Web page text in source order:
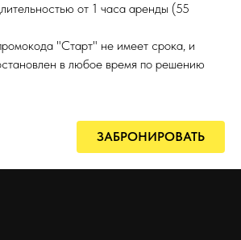
от 1 часа аренды (55
"Старт" не имеет срока, и
в любое время по решению
ЗАБРОНИРОВАТЬ